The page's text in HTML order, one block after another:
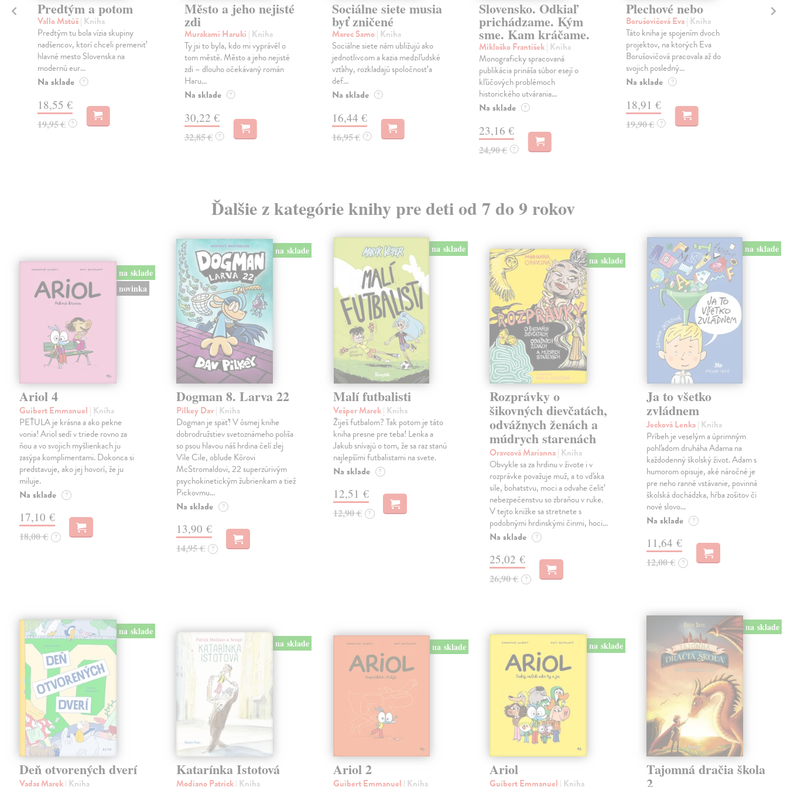
Predtým a potom
Vallo Matúš| Kniha
Predtým tu bola vízia skupiny
nadšencov, ktorí chceli premeniť
hlavné mesto Slovenska na
modernú eur...
Na sklade ?
18,55 €
19,95 € ?
Město a jeho nejisté
zdi
Murakami Haruki | Kniha
Ty jsi to byla, kdo mi vyprávěl o
tom městě. Město a jeho nejisté
zdi – dlouho očekávaný román
Haru...
Na sklade ?
30,22 €
32,85 € ?
Sociálne siete musia
byť zničené
Marec Samo| Kniha
Sociálne siete nám ubližujú ako
jednotlivcom a kazia medziľudské
vzťahy, rozkladajú spoločnosť a
def...
Na sklade ?
16,44 €
16,95 € ?
Slovensko. Odkiaľ
prichádzame. Kým
sme. Kam kráčame.
Mikloško František| Kniha
Monograficky spracovaná
publikácia prináša súbor esejí o
kľúčových problémoch
historického utvárania...
Na sklade ?
23,16 €
24,90 € ?
Plechové nebo
Borušovičová Eva| Kniha
Táto kniha je spojením dvoch
projektov, na ktorých Eva
Borušovičová pracovala až do
svojich posledný...
Na sklade ?
18,91 €
19,90 € ?
Ďalšie z kategórie knihy pre deti od 7 do 9 rokov
na sklade
novinka
Ariol 4
Guibert Emmanuel | Kniha
PEŤULA je krásna a ako pekne
vonia! Ariol sedí v triede rovno za
ňou a vo svojich myšlienkach ju
zasýpa komplimentami. Dokonca si
predstavuje, ako jej hovorí, že ju
miluje.
Na sklade ?
17,10 €
18,00 € ?
na sklade
Dogman 8. Larva 22
Pilkey Dav| Kniha
Dogman je späť! V ôsmej knihe
dobrodružstiev svetoznámeho poliša
so psou hlavou náš hrdina čelí zlej
Víle Cile, oblude Kôrovi
McStromaldovi, 22 superzúrivým
psychokinetickým žubrienkam a tiež
Pickovmu…
Na sklade ?
13,90 €
14,95 € ?
na sklade
Malí futbalisti
Vešper Marek| Kniha
Žiješ futbalom? Tak potom je táto
kniha presne pre teba! Lenka a
Jakub snívajú o tom, že sa raz stanú
najlepšími futbalistami na svete.
Na sklade ?
12,51 €
12,90 € ?
na sklade
Rozprávky o
šikovných dievčatách,
odvážnych ženách a
múdrych starenách
Oravcová Marianna| Kniha
Obvykle sa za hrdinu v živote i v
rozprávke považuje muž, a to vďaka
sile, bohatstvu, moci a odvahe čeliť
nebezpečenstvu so zbraňou v ruke.
V tejto knižke sa stretnete s
podobnými hrdinskými činmi, hoci…
Na sklade ?
25,02 €
26,90 € ?
na sklade
Ja to všetko
zvládnem
Jecková Lenka| Kniha
Príbeh je veselým a úprimným
pohľadom druháha Adama na
každodenný školský život. Adam s
humorom opisuje, aké náročné je
pre neho ranné vstávanie, povinná
školská dochádzka, hŕba zošitov či
nové slovo…
Na sklade ?
11,64 €
12,00 € ?
na sklade
Deň otvorených dverí
Vadas Marek| Kniha
na sklade
Katarínka Istotová
Modiano Patrick| Kniha
na sklade
Ariol 2
Guibert Emmanuel | Kniha
na sklade
Ariol
Guibert Emmanuel | Kniha
na sklade
Tajomná dračia škola